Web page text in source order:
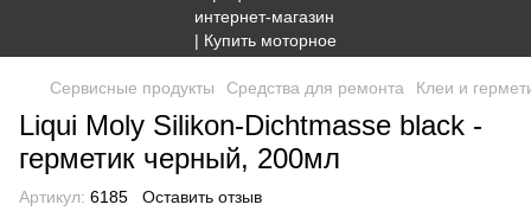
Сервисные продукты Средства для ремонта Клеи и
Liqui Moly Silikon-Dichtmasse black -
герметик черный, 200мл
Артикул: 6185 Оставить отзыв